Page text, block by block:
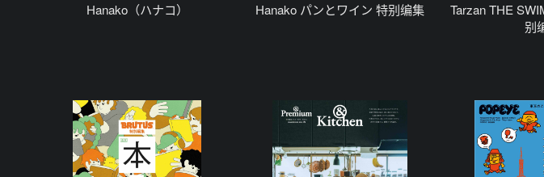
Hanako（ハナコ） Hanako パンとワイン 特别编集
Tarzan THE
别